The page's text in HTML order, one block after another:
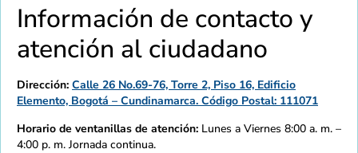
Información de contacto y
atención al ciudadano
Dirección: Calle 26 No.69-76, Torre 2, Piso 16, Edificio
Elemento, Bogotá – Cundinamarca. Código Postal: 111071
Horario de ventanillas de atención: Lunes a Viernes 8:00 a. m. –
4:00 p. m. Jornada continua.